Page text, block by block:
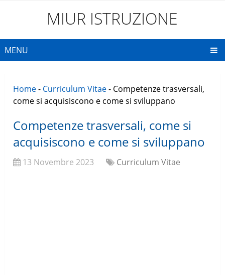
MIUR ISTRUZIONE
MENU
Home- Curriculum Vitae- Competenze trasversali,
come si acquisiscono e come si sviluppano
Competenze trasversali, come si
acquisiscono e come si sviluppano
13 Novembre 2023 Curriculum Vitae